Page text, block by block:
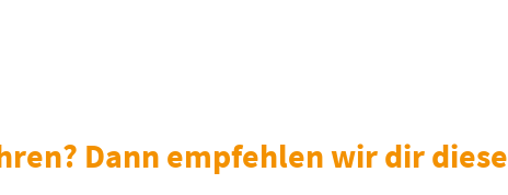
Dann empfehlen wir dir diese